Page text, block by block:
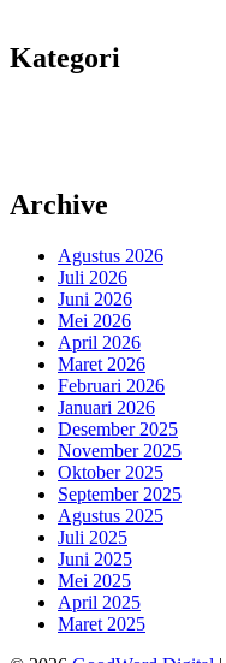
Kategori
Archive
Agustus 2026
Juli 2026
Juni 2026
Mei 2026
April 2026
Maret 2026
Februari 2026
Januari 2026
Desember 2025
November 2025
Oktober 2025
September 2025
Agustus 2025
Juli 2025
Juni 2025
Mei 2025
April 2025
Maret 2025